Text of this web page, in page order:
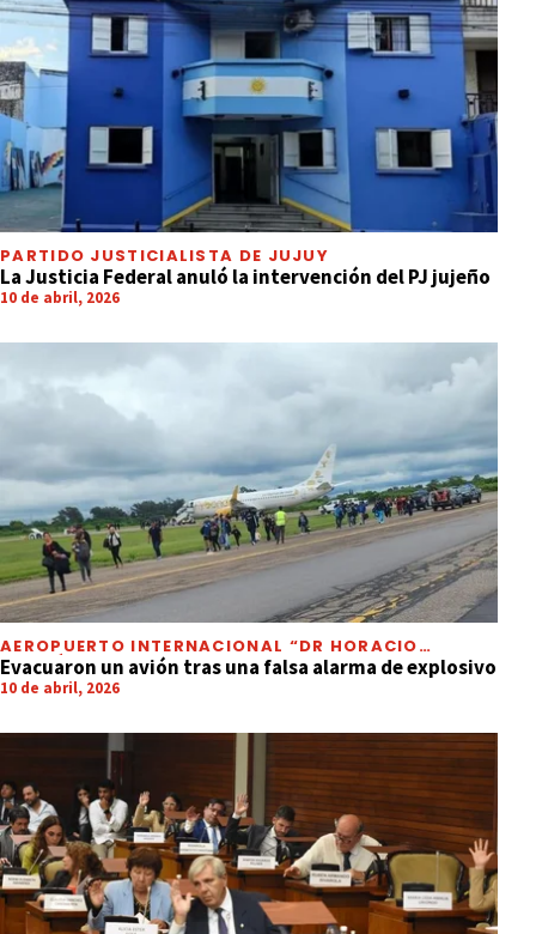
PARTIDO JUSTICIALISTA DE JUJUY
La Justicia Federal anuló la intervención del PJ jujeño
10 de abril, 2026
AEROPUERTO INTERNACIONAL “DR HORACIO
GUZMÁN”
Evacuaron un avión tras una falsa alarma de explosivo
10 de abril, 2026